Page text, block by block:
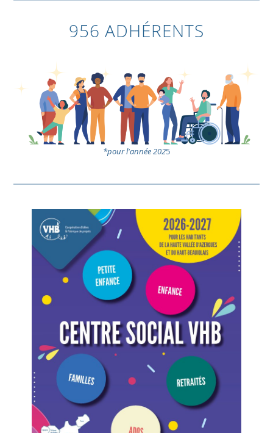
956 ADHÉRENTS
*pour l'année 2025